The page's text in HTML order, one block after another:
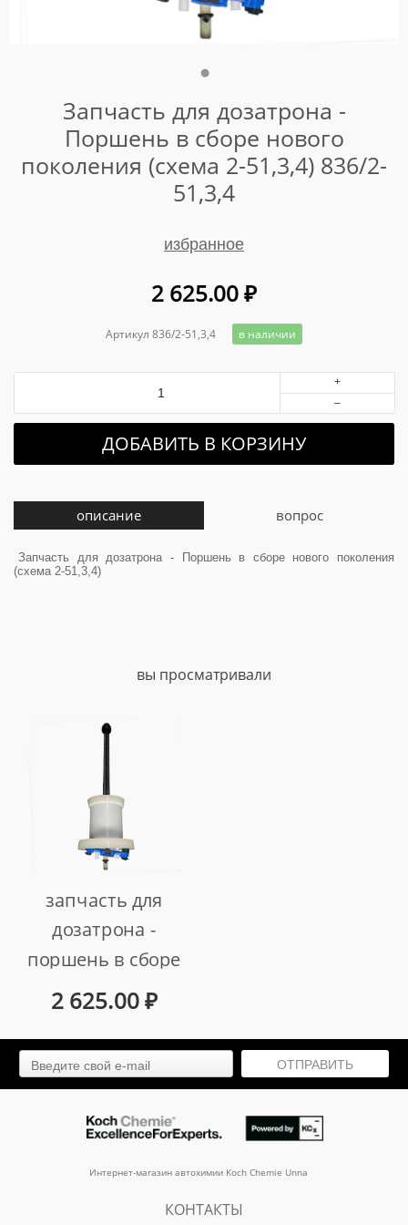
Запчасть для дозатрона -
Поршень в сборе нового
поколения (схема 2-51,3,4) 836/2-
51,3,4
избранное
2 625.00₽
Артикул 836/2-51,3,4 в наличии
+
–
ДОБАВИТЬ В КОРЗИНУ
описание вопрос
Запчасть для дозатрона - Поршень в сборе нового поколения
(схема 2-51,3,4)
вы просматривали
запчасть для
дозатрона -
поршень в сборе
нового поколения
арт. 836/2-51,3,4
2 625.00₽
ОТПРАВИТЬ
Интернет-магазин автохимии Koch Chemie Unna
КОНТАКТЫ